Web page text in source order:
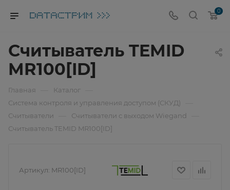
0
Считыватель TEMID
MR100[ID]
Главная Каталог
Система контроля и управления доступом (СКУД)
Считыватели Считыватели с выходом Wiegand
Считыватель TEMID MR100[ID]
Артикул: MR100[ID]